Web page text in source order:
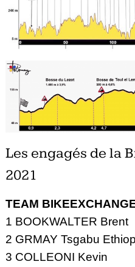
Les engagés de la
2021
TEAM
1 BOOKWALTER Brent
2 GRMAY Tsgabu
3 COLLEONI Kevin